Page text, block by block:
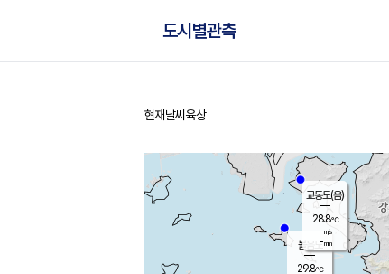
도시별관측
홈
현재날씨 육상
볼음도
29.8℃
교동도(음)
28.8℃
-m/s
-mm